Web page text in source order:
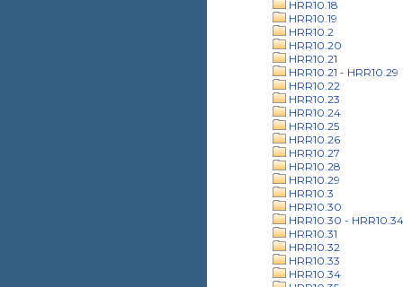
HRR10.18
HRR10.19
HRR10.2
HRR10.20
HRR10.21
HRR10.21 - HRR10.29
HRR10.22
HRR10.23
HRR10.24
HRR10.25
HRR10.26
HRR10.27
HRR10.28
HRR10.29
HRR10.3
HRR10.30
HRR10.30 - HRR10.34
HRR10.31
HRR10.32
HRR10.33
HRR10.34